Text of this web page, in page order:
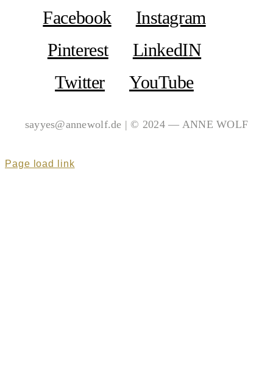
Facebook
Instagram
Pinterest
LinkedIN
Twitter
YouTube
sayyes@annewolf.de | © 2024 — ANNE WOLF
Page load link